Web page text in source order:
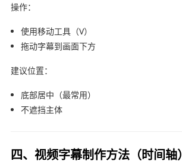
操作：
使用移动工具（V）
拖动字幕到画面下方
建议位置：
底部居中（最常用）
不遮挡主体
四、视频字幕制作方法（时间轴）